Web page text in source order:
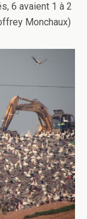
6 avaient 1 à 2
Monchaux)